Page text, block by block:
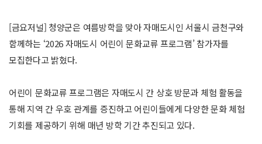
[금요저널] 청양군은 여름방학을 맞아 자매도시인 서울시 금천구와
함께하는 ‘2026 자매도시 어린이 문화교류 프로그램’ 참가자를
모집한다고 밝혔다.
어린이 문화교류 프로그램은 자매도시 간 상호 방문과 체험 활동을
통해 지역 간 우호 관계를 증진하고 어린이들에게 다양한 문화 체험
기회를 제공하기 위해 매년 방학 기간 추진되고 있다.